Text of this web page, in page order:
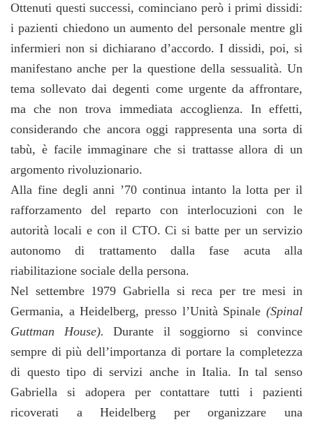
Ottenuti questi successi, cominciano però i primi dissidi:
i pazienti chiedono un aumento del personale mentre gli
infermieri non si dichiarano d’accordo. I dissidi, poi, si
manifestano anche per la questione della sessualità. Un
tema sollevato dai degenti come urgente da affrontare,
ma che non trova immediata accoglienza. In effetti,
considerando che ancora oggi rappresenta una sorta di
tabù, è facile immaginare che si trattasse allora di un
argomento rivoluzionario.
Alla fine degli anni ’70 continua intanto la lotta per il
rafforzamento del reparto con interlocuzioni con le
autorità locali e con il CTO. Ci si batte per un servizio
autonomo di trattamento dalla fase acuta alla
riabilitazione sociale della persona.
Nel settembre 1979 Gabriella si reca per tre mesi in
Germania, a Heidelberg, presso l’Unità Spinale (Spinal
Guttman House). Durante il soggiorno si convince
sempre di più dell’importanza di portare la completezza
di questo tipo di servizi anche in Italia. In tal senso
Gabriella si adopera per contattare tutti i pazienti
ricoverati a Heidelberg per organizzare una